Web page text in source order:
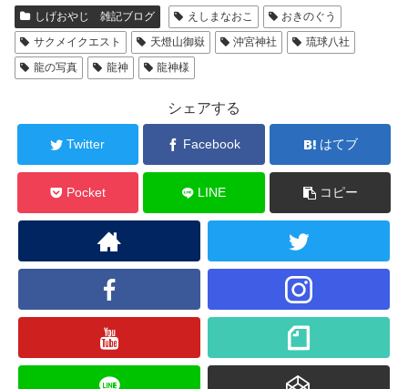
しげおやじ 雑記ブログ えしまなおこ
おきのぐう
サクメイクエスト
天燈山御嶽 沖宮神社
琉球八社
龍の写真
龍神 龍神様
シェアする
Twitter Facebook はてブ
Pocket LINE コピー